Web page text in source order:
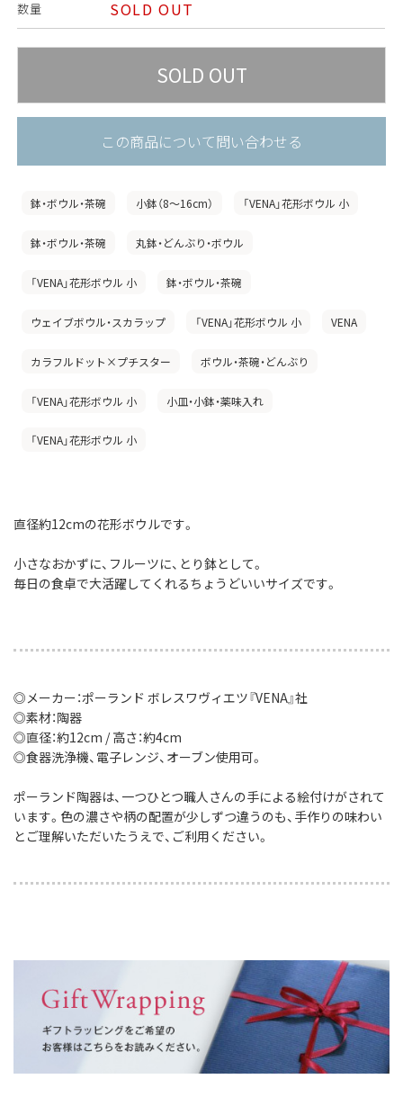
数量 SOLD OUT
この商品について問い合わせる
鉢・ボウル・茶碗 小鉢（8〜16cm） 「VENA」花形ボウル 小
鉢・ボウル・茶碗 丸鉢・どんぶり・ボウル
「VENA」花形ボウル 小 鉢・ボウル・茶碗
ウェイブボウル・スカラップ 「VENA」花形ボウル 小 VENA
カラフルドット×プチスター ボウル・茶碗・どんぶり
「VENA」花形ボウル 小 小皿・小鉢・薬味入れ
「VENA」花形ボウル 小
直径約12cmの花形ボウルです。
小さなおかずに、フルーツに、とり鉢として。
毎日の食卓で大活躍してくれるちょうどいいサイズです。
◎メーカー：ポーランド ボレスワヴィエツ『VENA』社
◎素材：陶器
◎直径：約12cm / 高さ：約4cm
◎食器洗浄機、電子レンジ、オーブン使用可。
ポーランド陶器は、一つひとつ職人さんの手による絵付けがされて
います。色の濃さや柄の配置が少しずつ違うのも、手作りの味わい
とご理解いただいたうえで、ご利用ください。